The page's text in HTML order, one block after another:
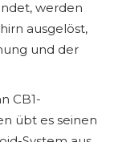
werden
ausgelöst,
und der
CB1-
übt es seinen